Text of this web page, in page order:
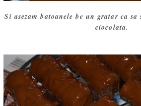
Si asezam batoanele be un gratar ca sa
ciocolata.